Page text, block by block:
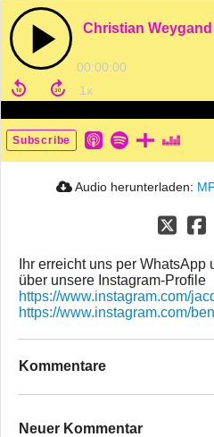
00:00:00
Subscribe
Audio herunterladen:
Ihr erreicht uns per
über unsere Instagram-Profile
https://www.instagram.com/
https://www.instagram.com/
Kommentare
Neuer Kommentar